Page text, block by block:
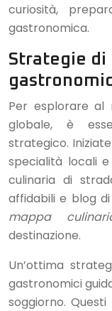
curiosità,
gastronomica.
Strategie di
Per esplorare al
globale, è
strategico.
specialità locali
culinaria di
affidabili e blog
mappa
destinazione.
Un’ottima
gastronomici
soggiorno.